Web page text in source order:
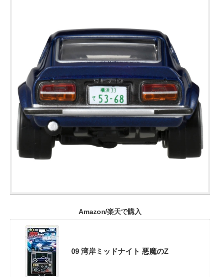
Amazon/楽天で購入
09 湾岸ミッドナイト 悪魔のZ